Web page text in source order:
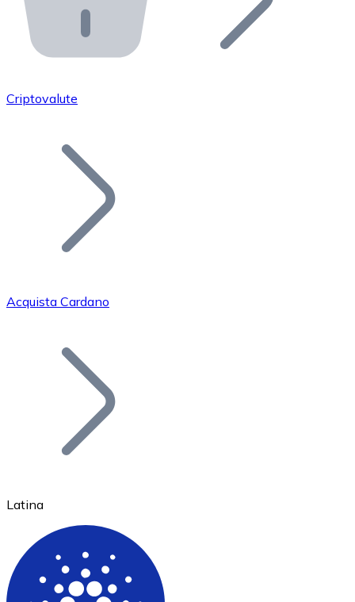
API Bitnovo
Integra la nostra API nel tuo ecosistema.
Unisciti alla nostra rete di rivenditori e
Aggiungi il token del tuo progetto al nostro servizio di
Bitcoin
Ethereum
Criptovalute
Acquista Cardano
Latina